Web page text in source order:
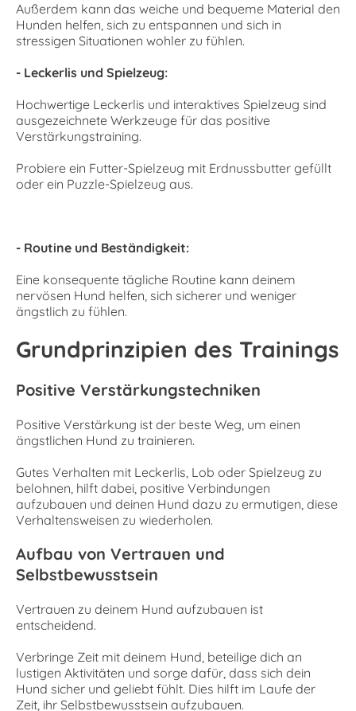
Außerdem kann das weiche und bequeme Material den
Hunden helfen, sich zu entspannen und sich in
stressigen Situationen wohler zu fühlen.
- Leckerlis und Spielzeug:
Hochwertige Leckerlis und interaktives Spielzeug sind
ausgezeichnete Werkzeuge für das positive
Verstärkungstraining.
Probiere ein Futter-Spielzeug mit Erdnussbutter gefüllt
oder ein Puzzle-Spielzeug aus.
- Routine und Beständigkeit:
Eine konsequente tägliche Routine kann deinem
nervösen Hund helfen, sich sicherer und weniger
ängstlich zu fühlen.
Grundprinzipien des Trainings
Positive Verstärkungstechniken
Positive Verstärkung ist der beste Weg, um einen
ängstlichen Hund zu trainieren.
Gutes Verhalten mit Leckerlis, Lob oder Spielzeug zu
belohnen, hilft dabei, positive Verbindungen
aufzubauen und deinen Hund dazu zu ermutigen, diese
Verhaltensweisen zu wiederholen.
Aufbau von Vertrauen und
Selbstbewusstsein
Vertrauen zu deinem Hund aufzubauen ist
entscheidend.
Verbringe Zeit mit deinem Hund, beteilige dich an
lustigen Aktivitäten und sorge dafür, dass sich dein
Hund sicher und geliebt fühlt. Dies hilft im Laufe der
Zeit, ihr Selbstbewusstsein aufzubauen.